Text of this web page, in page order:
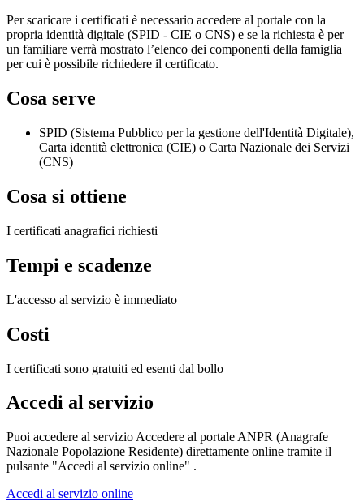
Per scaricare i certificati è necessario accedere al portale con la
propria identità digitale (SPID - CIE o CNS) e se la richiesta è per
un familiare verrà mostrato l’elenco dei componenti della famiglia
per cui è possibile richiedere il certificato.
Cosa serve
SPID (Sistema Pubblico per la gestione dell'Identità Digitale),
Carta identità elettronica (CIE) o Carta Nazionale dei Servizi
(CNS)
Cosa si ottiene
I certificati anagrafici richiesti
Tempi e scadenze
L'accesso al servizio è immediato
Costi
I certificati sono gratuiti ed esenti dal bollo
Accedi al servizio
Puoi accedere al servizio Accedere al portale ANPR (Anagrafe
Nazionale Popolazione Residente) direttamente online tramite il
pulsante "Accedi al servizio online" .
Accedi al servizio online